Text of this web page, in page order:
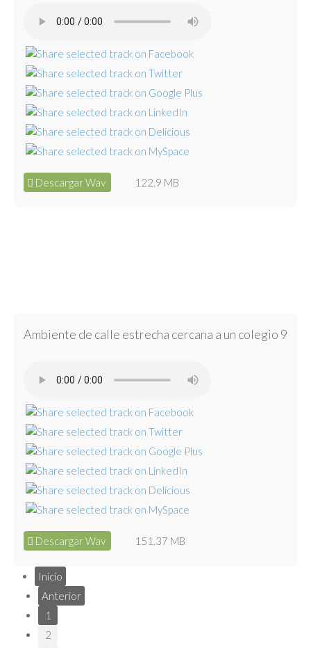
Descargar Wav 122.9 MB
Ambiente de calle estrecha cercana a un colegio 9
Descargar Wav 151.37 MB
Inicio
Anterior
1
2